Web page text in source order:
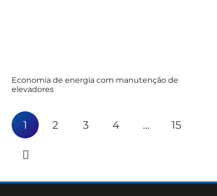
Economia de energia com manutenção de
elevadores
1 2 3 4 … 15